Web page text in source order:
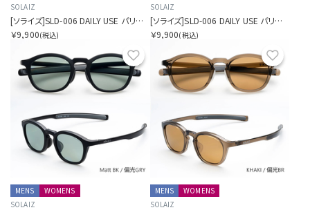
SOLAIZ
[ソライズ]SLD-006 DAILY USE パリジャン
￥9,900(税込)
SOLAIZ
[ソライズ]SLD-006 DAILY USE パリジャン
￥9,900(税込)
お気に入り
MENS
WOMENS
SOLAIZ
MENS
WOMENS
SOLAIZ